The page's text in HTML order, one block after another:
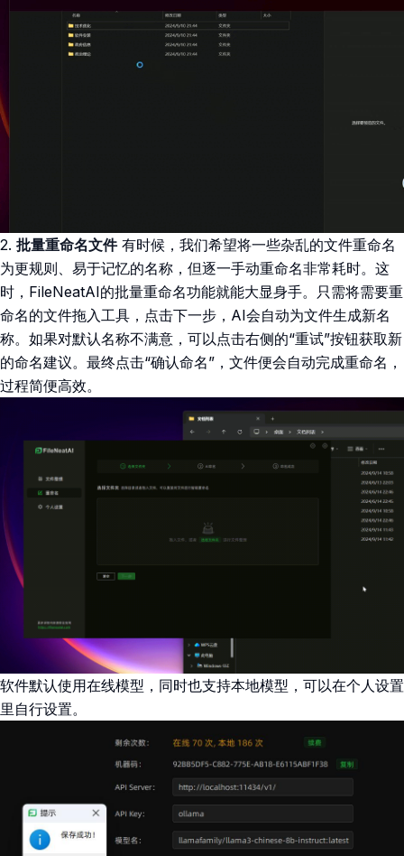
2. 批量重命名文件有时候，我们希望将一些杂乱的文件重命名
为更规则、易于记忆的名称，但逐一手动重命名非常耗时。这
时，FileNeatAI的批量重命名功能就能大显身手。只需将需要重
命名的文件拖入工具，点击下一步，AI会自动为文件生成新名
称。如果对默认名称不满意，可以点击右侧的“重试”按钮获取新
的命名建议。最终点击“确认命名”，文件便会自动完成重命名，
过程简便高效。
软件默认使用在线模型，同时也支持本地模型，可以在个人设置
里自行设置。